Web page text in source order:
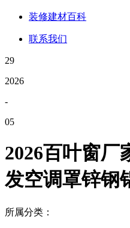
装修建材百科
联系我们
29
2026
-
05
2026百叶窗厂
发空调罩锌钢
所属分类：